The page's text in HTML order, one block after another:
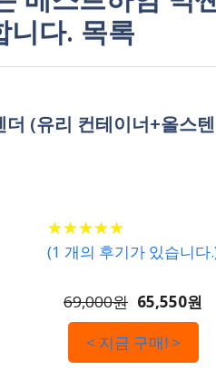
니다. 목록
(유리 컨테이너+올스
★★★★★
★★★★★
(1 개의 후기가 있습니다
69,000원 65,550원
< 지금 구매! >